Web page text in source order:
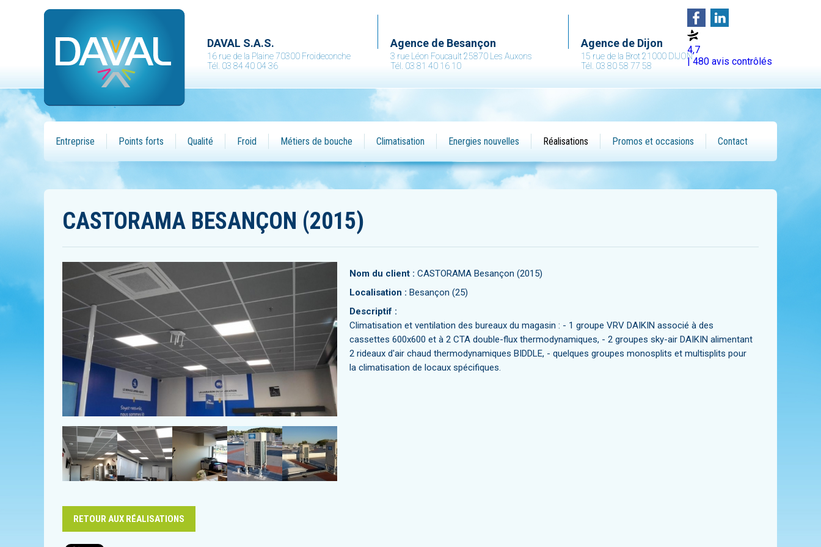
DAVAL S.A.S.
16 rue de la Plaine 70300 Froideconche
Tél. 03 84 40 04 36
Agence de Besançon
3 rue Léon Foucault 25870 Les Auxons
Tél. 03 81 40 16 10
Agence de Dijon
15 rue de la Brot 21000 DIJON
Tél. 03 80 58 77 58
4,7
| 480 avis contrôlés
Entreprise Points forts Qualité Froid Métiers de bouche Climatisation Energies nouvelles Réalisations Promos et occasions Contact
CASTORAMA BESANÇON (2015)
Nom du client : CASTORAMA Besançon (2015)
Localisation : Besançon (25)
Descriptif :
Climatisation et ventilation des bureaux du magasin : - 1 groupe VRV DAIKIN associé à des
cassettes 600x600 et à 2 CTA double-flux thermodynamiques, - 2 groupes sky-air DAIKIN alimentant
2 rideaux d'air chaud thermodynamiques BIDDLE, - quelques groupes monosplits et multisplits pour
la climatisation de locaux spécifiques.
RETOUR AUX RÉALISATIONS